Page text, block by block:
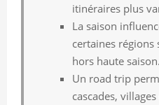
itinéraires plus
La saison
certaines régions
hors haute saison.
Un road trip
cascades,